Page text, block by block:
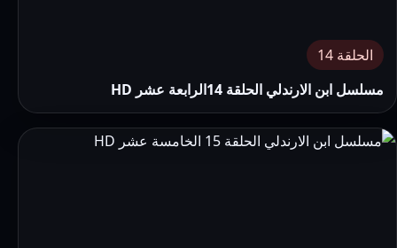
الحلقة 14
مسلسل ابن الارندلي الحلقة 14الرابعة عشر HD